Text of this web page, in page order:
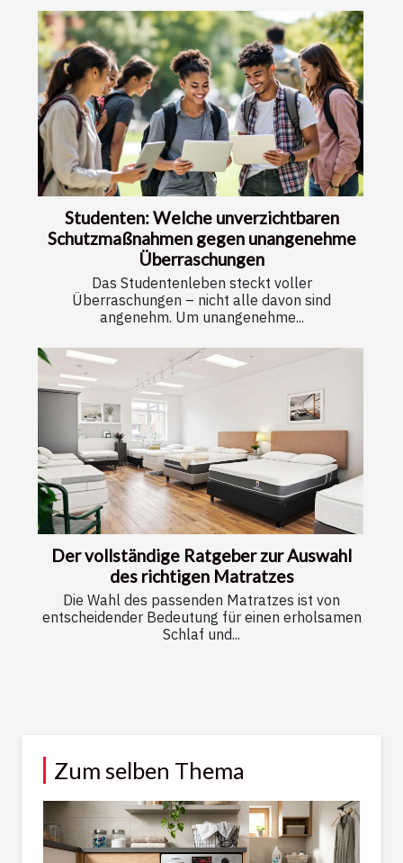
Studenten: Welche unverzichtbaren
Schutzmaßnahmen gegen unangenehme
Überraschungen
Das Studentenleben steckt voller
Überraschungen – nicht alle davon sind
angenehm. Um unangenehme...
Der vollständige Ratgeber zur Auswahl
des richtigen Matratzes
Die Wahl des passenden Matratzes ist von
entscheidender Bedeutung für einen erholsamen
Schlaf und...
Zum selben Thema